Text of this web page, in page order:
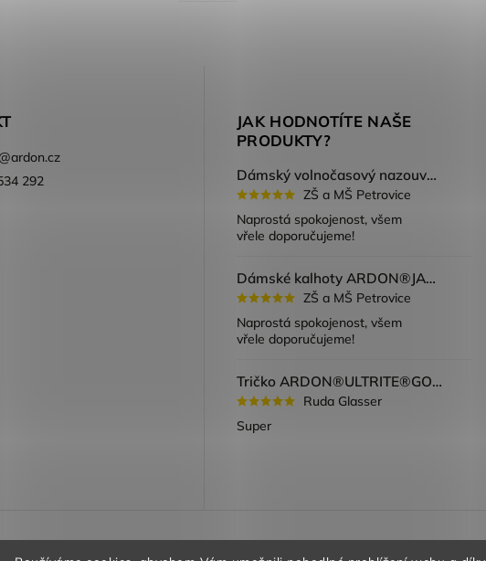
ardon.cz
292
JAK HODNOTÍTE NAŠE
PRODUKTY?
Dámský volnočasový nazouvák ARDON®JUNO - růžová
ZŠ a MŠ Petrovice
Naprostá spokojenost, všem
vřele doporučujeme!
Dámské kalhoty ARDON®JASVENA šedá
ZŠ a MŠ Petrovice
Naprostá spokojenost, všem
vřele doporučujeme!
Tričko ARDON®ULTRITE®GO! dámské růžová
Ruda Glasser
Super